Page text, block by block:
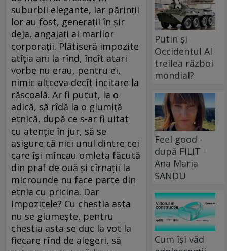
suburbii elegante, iar părinţii
lor au fost, generaţii în şir
deja, angajaţi ai marilor
corporaţii. Plătiseră impozite
atîţia ani la rînd, încît atari
vorbe nu erau, pentru ei,
nimic altceva decît incitare la
răscoală. Ar fi putut, la o
adică, să rîdă la o glumiţă
etnică, după ce s-ar fi uitat
cu atenţie în jur, să se
asigure că nici unul dintre cei
care îşi mîncau omleta făcută
din praf de ouă şi cîrnaţii la
microunde nu face parte din
etnia cu pricina. Dar
impozitele? Cu chestia asta
nu se glumeşte, pentru
chestia asta se duc la vot la
fiecare rînd de alegeri, să
Putin și
Occidentul Al
treilea război
mondial?
Feel good -
după FILIT -
Ana Maria
SANDU
Cum își văd